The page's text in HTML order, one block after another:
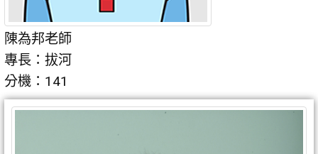
陳為邦老師
專長：拔河
分機：141